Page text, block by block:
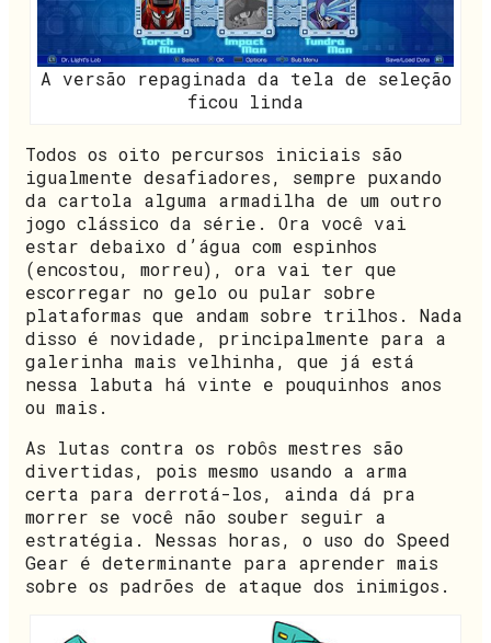
A versão repaginada da tela de seleção
ficou linda
Todos os oito percursos iniciais são
igualmente desafiadores, sempre puxando
da cartola alguma armadilha de um outro
jogo clássico da série. Ora você vai
estar debaixo d’água com espinhos
(encostou, morreu), ora vai ter que
escorregar no gelo ou pular sobre
plataformas que andam sobre trilhos. Nada
disso é novidade, principalmente para a
galerinha mais velhinha, que já está
nessa labuta há vinte e pouquinhos anos
ou mais.
As lutas contra os robôs mestres são
divertidas, pois mesmo usando a arma
certa para derrotá-los, ainda dá pra
morrer se você não souber seguir a
estratégia. Nessas horas, o uso do Speed
Gear é determinante para aprender mais
sobre os padrões de ataque dos inimigos.